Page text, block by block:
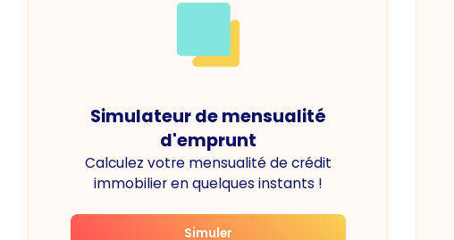
Simulateur de mensualité
d'emprunt
Calculez votre mensualité de crédit
immobilier en quelques instants !
Simuler